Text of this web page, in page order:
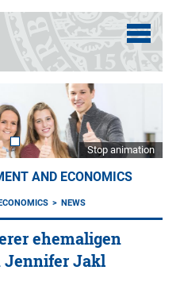
Stop animation
AND ECONOMICS
NEWS
ehemaligen
Jennifer Jakl